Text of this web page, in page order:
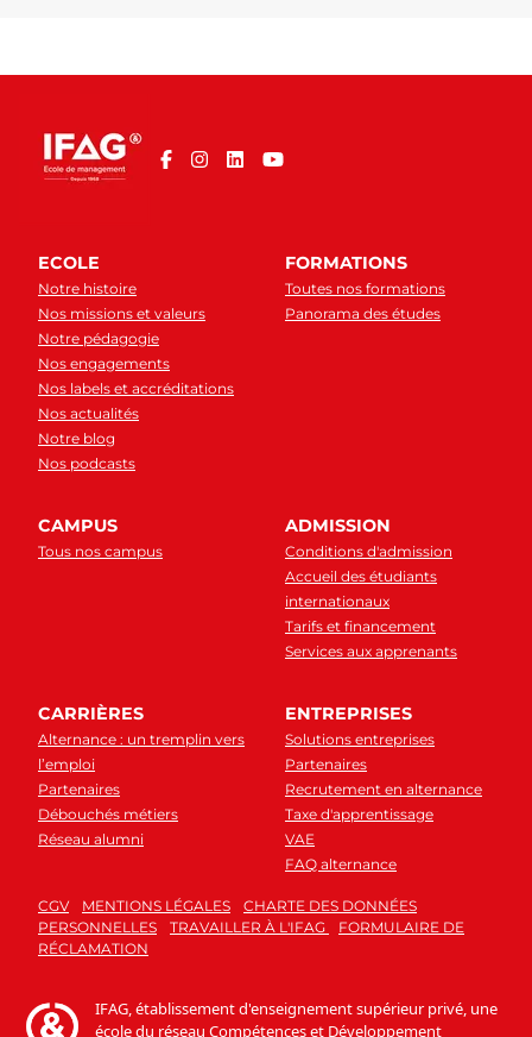
ECOLE
Notre histoire
Nos missions et valeurs
Notre pédagogie
Nos engagements
Nos labels et accréditations
Nos actualités
Notre blog
Nos podcasts
FORMATIONS
Toutes nos formations
Panorama des études
CAMPUS
Tous nos campus
ADMISSION
Conditions d'admission
Accueil des étudiants
internationaux
Tarifs et financement
Services aux apprenants
CARRIÈRES
Alternance : un tremplin vers
l’emploi
Partenaires
Débouchés métiers
Réseau alumni
ENTREPRISES
Solutions entreprises
Partenaires
Recrutement en alternance
Taxe d'apprentissage
VAE
FAQ alternance
CGV MENTIONS LÉGALES
CHARTE DES DONNÉES
PERSONNELLES
TRAVAILLER À L'IFAG
FORMULAIRE DE
RÉCLAMATION